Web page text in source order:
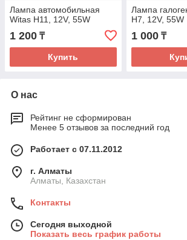
Лампа автомобильная
Witas H11, 12V, 55W
1 200 ₸
Купить
Лампа
H7, 12V, 55W
1 000₸
О нас
Рейтинг не сформирован
Менее 5 отзывов за последний год
Работает с 07.11.2012
г. Алматы
Алматы, Казахстан
Контакты
Сегодня выходной
Показать весь график работы